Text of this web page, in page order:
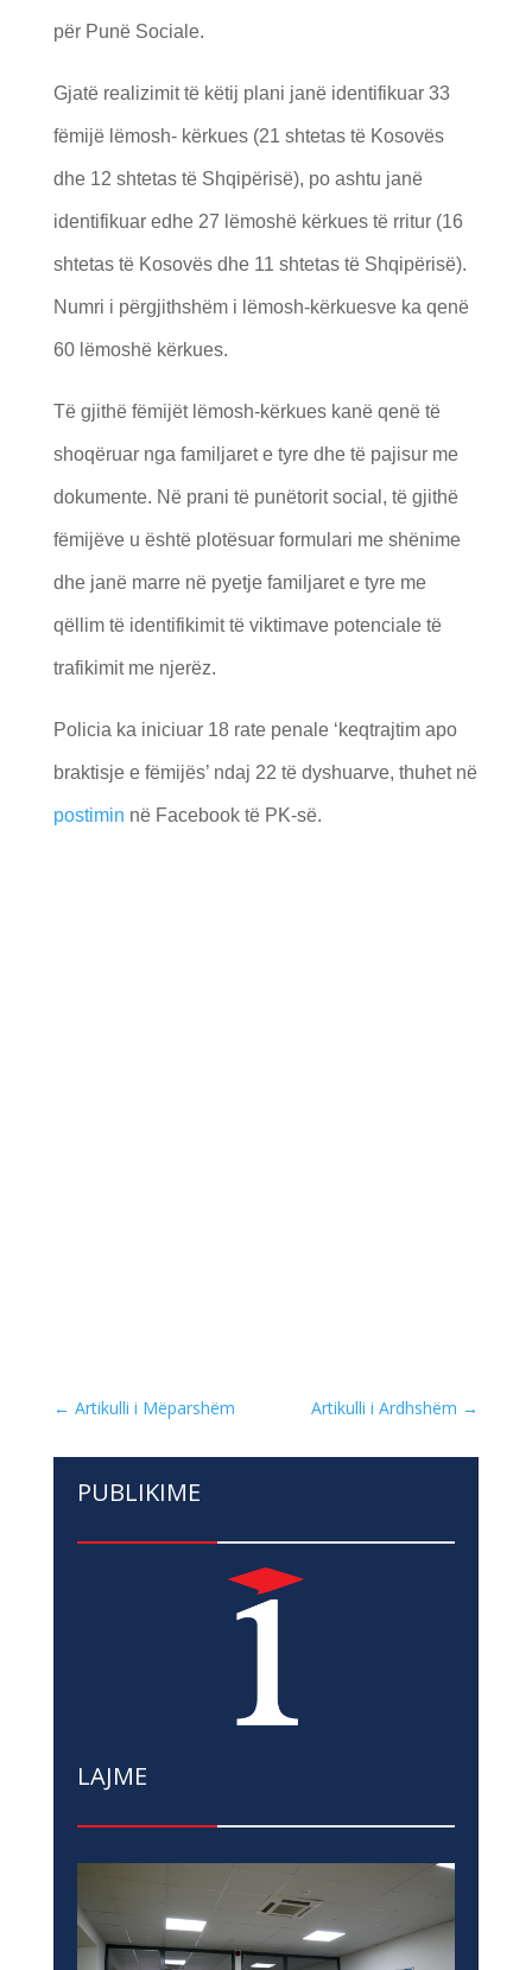
për Punë Sociale.
Gjatë realizimit të këtij plani janë identifikuar 33
fëmijë lëmosh- kërkues (21 shtetas të Kosovës
dhe 12 shtetas të Shqipërisë), po ashtu janë
identifikuar edhe 27 lëmoshë kërkues të rritur (16
shtetas të Kosovës dhe 11 shtetas të Shqipërisë).
Numri i përgjithshëm i lëmosh-kërkuesve ka qenë
60 lëmoshë kërkues.
Të gjithë fëmijët lëmosh-kërkues kanë qenë të
shoqëruar nga familjaret e tyre dhe të pajisur me
dokumente. Në prani të punëtorit social, të gjithë
fëmijëve u është plotësuar formulari me shënime
dhe janë marre në pyetje familjaret e tyre me
qëllim të identifikimit të viktimave potenciale të
trafikimit me njerëz.
Policia ka iniciuar 18 rate penale ‘keqtrajtim apo
braktisje e fëmijës’ ndaj 22 të dyshuarve, thuhet në
postimin në Facebook të PK-së.
← Artikulli i Mëparshëm Artikulli i Ardhshëm →
PUBLIKIME
LAJME